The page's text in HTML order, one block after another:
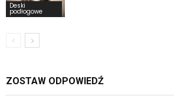
Deski
podłogowe
ZOSTAW ODPOWIEDŹ